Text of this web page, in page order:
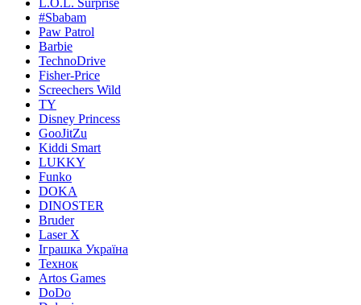
L.O.L. Surprise
#Sbabam
Paw Patrol
Barbie
TechnoDrive
Fisher-Price
Screechers Wild
TY
Disney Princess
GooJitZu
Kiddi Smart
LUKKY
Funko
DOKA
DINOSTER
Bruder
Laser X
Іграшка Україна
Технок
Artos Games
DoDo